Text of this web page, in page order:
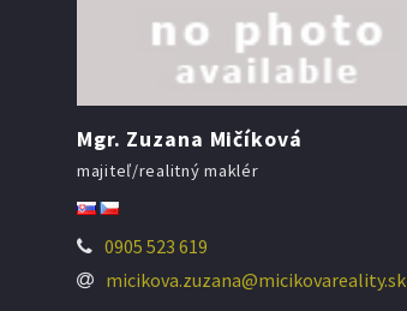
Mgr. Zuzana Mičíková
majiteľ/realitný maklér
0905 523 619
micikova.zuzana@micikovareality.sk